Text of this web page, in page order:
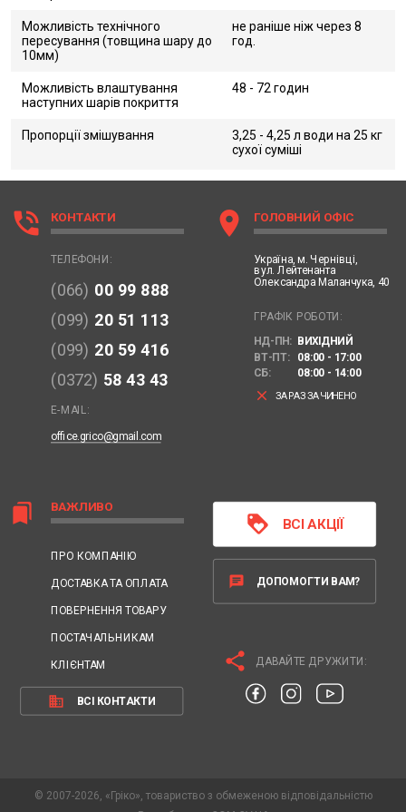
Можливість технічного
пересування (товщина шару до
10мм)
не раніше ніж через 8
год.
Можливість влаштування
наступних шарів покриття
48 - 72 годин
Пропорції змішування
3,25 - 4,25 л води на 25 кг
сухої суміші
bookmarks ВАЖЛИВО
ПРО КОМПАНІЮ
ДОСТАВКА ТА ОПЛАТА
ПОВЕРНЕННЯ ТОВАРУ
ПОСТАЧАЛЬНИКАМ
КЛІЄНТАМ
business ВСІ КОНТАКТИ
phone_in_talk КОНТАКТИ
ТЕЛЕФОНИ:
(066) 00 99 888
(099) 20 51 113
(099) 20 59 416
(0372) 58 43 43
E-MAIL:
office.grico@gmail.com
location_on ГОЛОВНИЙ ОФІС
Україна, м. Чернівці,
вул. Лейтенанта
Олександра Маланчука, 40
ГРАФІК РОБОТИ:
НД-ПН: ВИХІДНИЙ
ВТ-ПТ:
08:00 - 17:00
СБ:
08:00 - 14:00
clear ЗАРАЗ ЗАЧИНЕНО
loyalty ВСІ АКЦІЇ
chat ДОПОМОГТИ ВАМ?
share ДАВАЙТЕ ДРУЖИТИ:
© 2007-2026, «Гріко», товариство з обмеженою відповідальністю